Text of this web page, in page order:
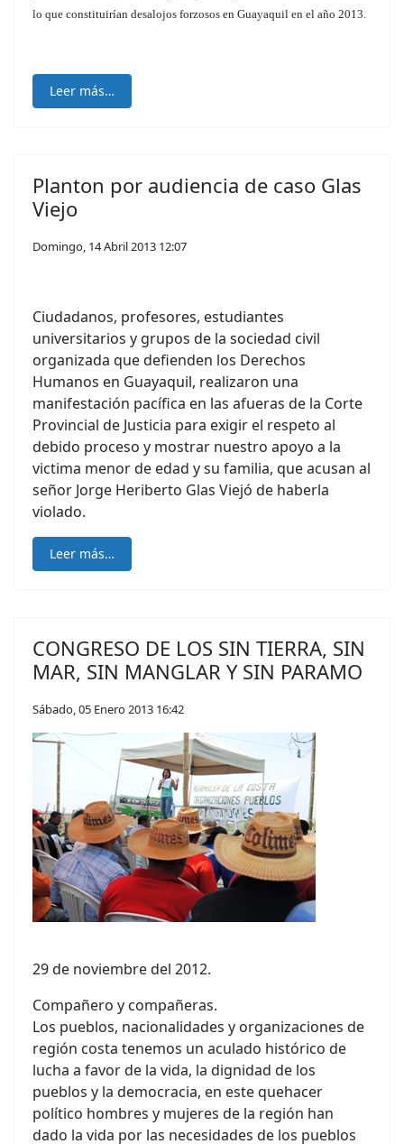
lo que constituirían desalojos forzosos en Guayaquil en el año 2013.
Leer más…
Planton por audiencia de caso Glas
Viejo
Domingo, 14 Abril 2013 12:07
Ciudadanos, profesores, estudiantes
universitarios y grupos de la sociedad civil
organizada que defienden los Derechos
Humanos en Guayaquil, realizaron una
manifestación pacífica en las afueras de la Corte
Provincial de Justicia para exigir el respeto al
debido proceso y mostrar nuestro apoyo a la
victima menor de edad y su familia, que acusan al
señor Jorge Heriberto Glas Viejó de haberla
violado.
Leer más…
CONGRESO DE LOS SIN TIERRA, SIN
MAR, SIN MANGLAR Y SIN PARAMO
Sábado, 05 Enero 2013 16:42
29 de noviembre del 2012.
Compañero y compañeras.
Los pueblos, nacionalidades y organizaciones de
región costa tenemos un aculado histórico de
lucha a favor de la vida, la dignidad de los
pueblos y la democracia, en este quehacer
político hombres y mujeres de la región han
dado la vida por las necesidades de los pueblos